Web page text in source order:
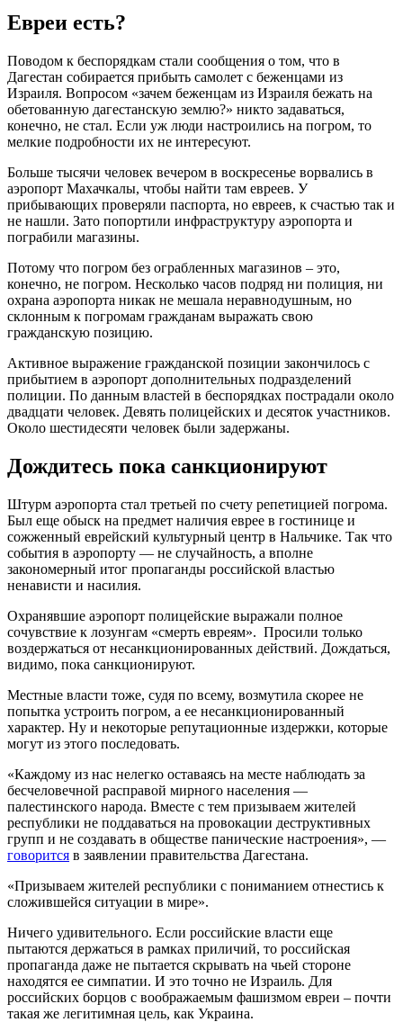
Евреи есть?
Поводом к беспорядкам стали сообщения о том, что в
Дагестан собирается прибыть самолет с беженцами из
Израиля. Вопросом «зачем беженцам из Израиля бежать на
обетованную дагестанскую землю?» никто задаваться,
конечно, не стал. Если уж люди настроились на погром, то
мелкие подробности их не интересуют.
Больше тысячи человек вечером в воскресенье ворвались в
аэропорт Махачкалы, чтобы найти там евреев. У
прибывающих проверяли паспорта, но евреев, к счастью так и
не нашли. Зато попортили инфраструктуру аэропорта и
пограбили магазины.
Потому что погром без ограбленных магазинов – это,
конечно, не погром. Несколько часов подряд ни полиция, ни
охрана аэропорта никак не мешала неравнодушным, но
склонным к погромам гражданам выражать свою
гражданскую позицию.
Активное выражение гражданской позиции закончилось с
прибытием в аэропорт дополнительных подразделений
полиции. По данным властей в беспорядках пострадали около
двадцати человек. Девять полицейских и десяток участников.
Около шестидесяти человек были задержаны.
Дождитесь пока санкционируют
Штурм аэропорта стал третьей по счету репетицией погрома.
Был еще обыск на предмет наличия еврее в гостинице и
сожженный еврейский культурный центр в Нальчике. Так что
события в аэропорту — не случайность, а вполне
закономерный итог пропаганды российской властью
ненависти и насилия.
Охранявшие аэропорт полицейские выражали полное
сочувствие к лозунгам «смерть евреям». Просили только
воздержаться от несанкционированных действий. Дождаться,
видимо, пока санкционируют.
Местные власти тоже, судя по всему, возмутила скорее не
попытка устроить погром, а ее несанкционированный
характер. Ну и некоторые репутационные издержки, которые
могут из этого последовать.
«Каждому из нас нелегко оставаясь на месте наблюдать за
бесчеловечной расправой мирного населения —
палестинского народа. Вместе с тем призываем жителей
республики не поддаваться на провокации деструктивных
групп и не создавать в обществе панические настроения», —
говорится в заявлении правительства Дагестана.
«Призываем жителей республики с пониманием отнестись к
сложившейся ситуации в мире».
Ничего удивительного. Если российские власти еще
пытаются держаться в рамках приличий, то российская
пропаганда даже не пытается скрывать на чьей стороне
находятся ее симпатии. И это точно не Израиль. Для
российских борцов с воображаемым фашизмом евреи – почти
такая же легитимная цель, как Украина.